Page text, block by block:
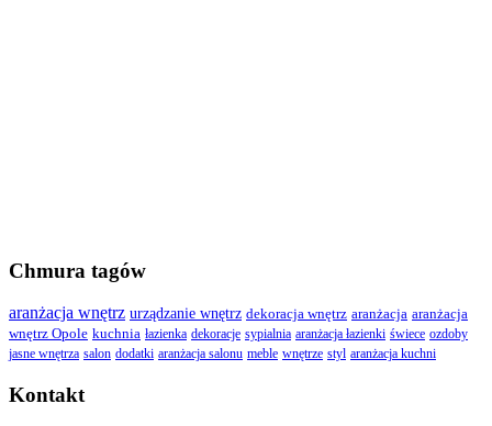
Chmura tagów
aranżacja wnętrz urządzanie wnętrz dekoracja wnętrz aranżacja aranżacja
wnętrz Opole kuchnia łazienka dekoracje sypialnia aranżacja łazienki świece ozdoby
jasne wnętrza salon dodatki aranżacja salonu meble wnętrze styl aranżacja kuchni
Kontakt